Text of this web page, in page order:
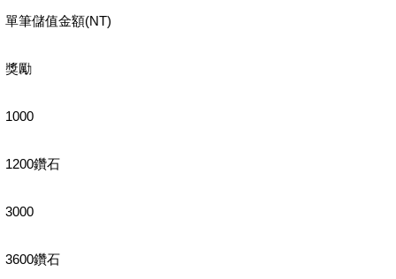
單筆儲值金額(NT)
獎勵
1000
1200鑽石
3000
3600鑽石